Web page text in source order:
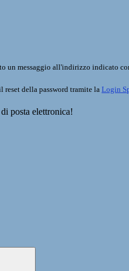
un messaggio all'indirizzo indicato
reset della password tramite la Login
posta elettronica!